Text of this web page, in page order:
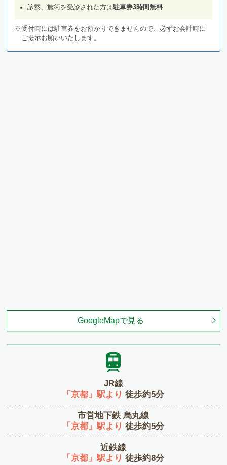
診察、施術を受診された方は駐車券3時間無料
※受付時には駐車券をお預かりできませんので、必ずお会計時に
ご提示お願いいたします。
GoogleMapで見る
JR線
「京都」駅より 徒歩約5分
市営地下鉄 烏丸線
「京都」駅より 徒歩約5分
近鉄線
「京都」駅より 徒歩約8分